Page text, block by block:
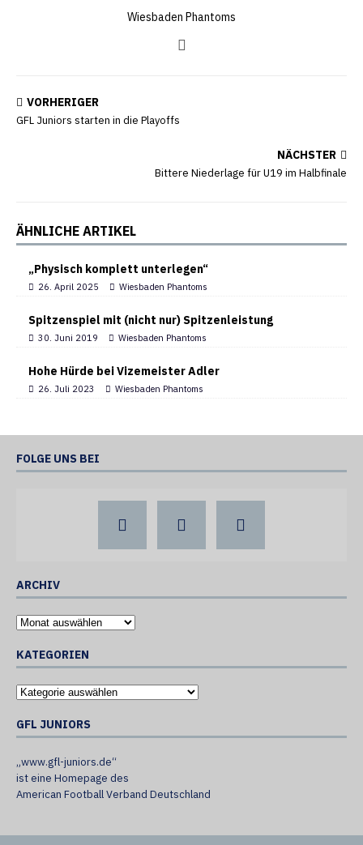
Wiesbaden Phantoms
VORHERIGER
GFL Juniors starten in die Playoffs
NÄCHSTER
Bittere Niederlage für U19 im Halbfinale
ÄHNLICHE ARTIKEL
„Physisch komplett unterlegen“
26. April 2025 Wiesbaden Phantoms
Spitzenspiel mit (nicht nur) Spitzenleistung
30. Juni 2019 Wiesbaden Phantoms
Hohe Hürde bei Vizemeister Adler
26. Juli 2023 Wiesbaden Phantoms
FOLGE UNS BEI
ARCHIV
KATEGORIEN
GFL JUNIORS
„www.gfl-juniors.de“
ist eine Homepage des
American Football Verband Deutschland